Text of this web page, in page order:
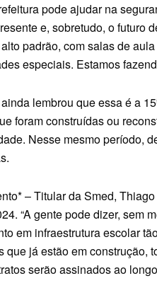
pode ajudar na
e, sobretudo, o futuro
padrão, com salas de
especiais. Estamos
lembrou que essa é a
foram construídas ou
Nesse mesmo período,
– Titular da Smed,
“A gente pode dizer, sem
em infraestrutura escolar
que já estão em construção,
serão assinados ao